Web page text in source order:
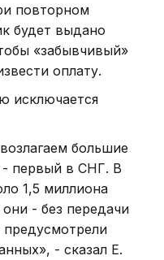
повторном
будет выдано
«забывчивый»
оплату.
исключается
большие
первый в СНГ. В
1,5 миллиона
- без передачи
- сказал Е.